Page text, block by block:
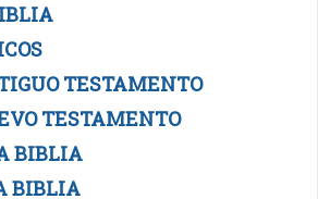
TESTAMENTO
TESTAMENTO
BIBLIA
BIBLIA